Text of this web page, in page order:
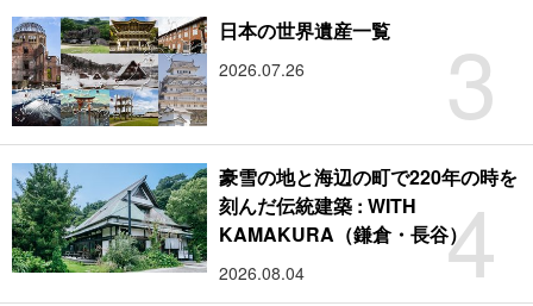
3
日本の世界遺産一覧
2026.07.26
4
豪雪の地と海辺の町で220年の時を
刻んだ伝統建築 : WITH
KAMAKURA（鎌倉・長谷）
2026.08.04